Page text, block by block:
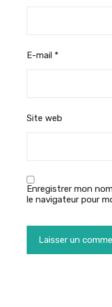
E-mail *
Site web
Enregistrer mon
le navigateur pour